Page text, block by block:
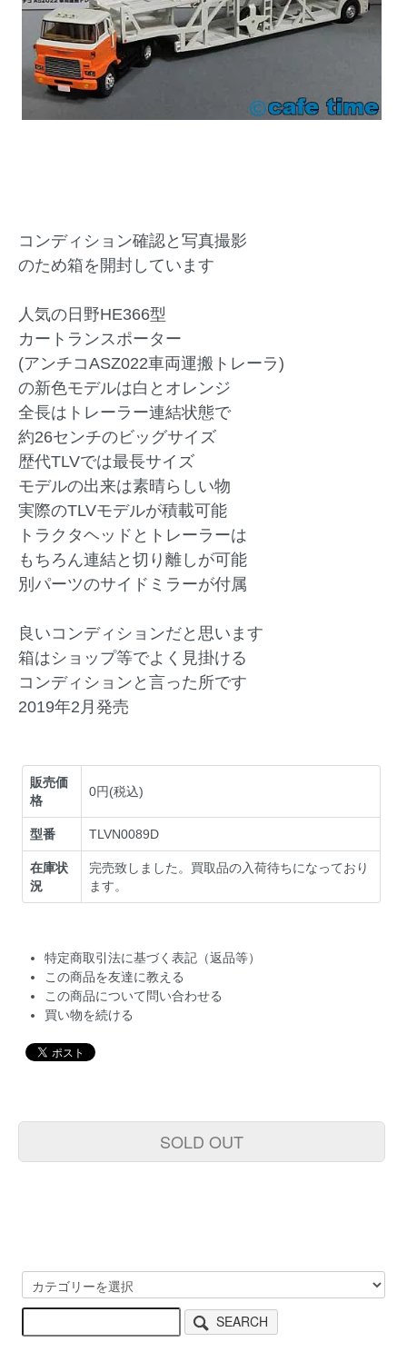
コンディション確認と写真撮影
のため箱を開封しています
人気の日野HE366型
カートランスポーター
(アンチコASZ022車両運搬トレーラ)
の新色モデルは白とオレンジ
全長はトレーラー連結状態で
約26センチのビッグサイズ
歴代TLVでは最長サイズ
モデルの出来は素晴らしい物
実際のTLVモデルが積載可能
トラクタヘッドとトレーラーは
もちろん連結と切り離しが可能
別パーツのサイドミラーが付属
良いコンディションだと思います
箱はショップ等でよく見掛ける
コンディションと言った所です
2019年2月発売
販売価
格
0円(税込)
型番 TLVN0089D
在庫状
況
完売致しました。買取品の入荷待ちになっており
ます。
特定商取引法に基づく表記（返品等）
この商品を友達に教える
この商品について問い合わせる
買い物を続ける
SOLD OUT
SEARCH